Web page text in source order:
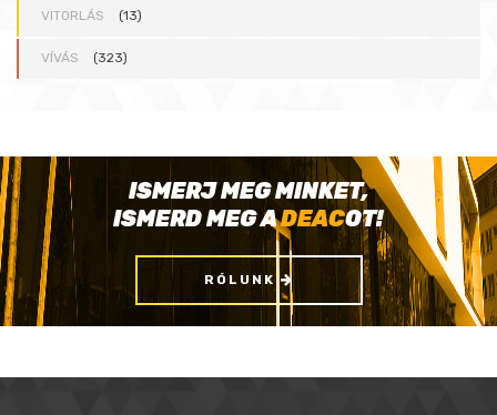
VITORLÁS (13)
VÍVÁS (323)
ISMERJ MEG MINKET,
ISMERD MEG ADEACOT!
RÓLUNK